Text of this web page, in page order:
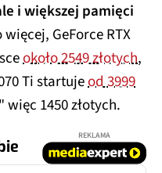
i większej pamięci
GeForce RTX
około 2549 złotych,
Ti startujeod 3999
1450 złotych.
REKLAMA